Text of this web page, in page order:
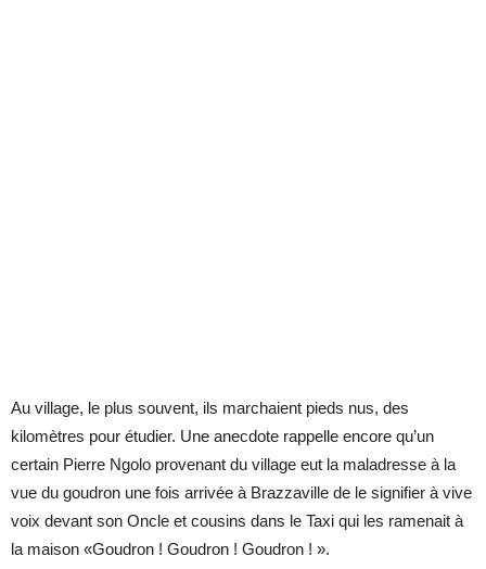
Au village, le plus souvent, ils marchaient pieds nus, des
kilomètres pour étudier. Une anecdote rappelle encore qu’un
certain Pierre Ngolo provenant du village eut la maladresse à la
vue du goudron une fois arrivée à Brazzaville de le signifier à vive
voix devant son Oncle et cousins dans le Taxi qui les ramenait à
la maison «Goudron ! Goudron ! Goudron ! ».